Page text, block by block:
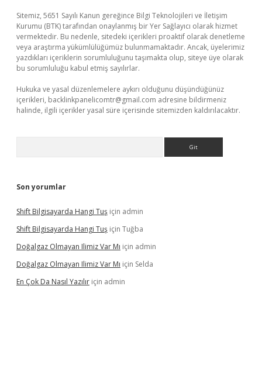
Sitemiz, 5651 Sayılı Kanun gereğince Bilgi Teknolojileri ve İletişim
Kurumu (BTK) tarafından onaylanmış bir Yer Sağlayıcı olarak hizmet
vermektedir. Bu nedenle, sitedeki içerikleri proaktif olarak denetleme
veya araştırma yükümlülüğümüz bulunmamaktadır. Ancak, üyelerimiz
yazdıkları içeriklerin sorumluluğunu taşımakta olup, siteye üye olarak
bu sorumluluğu kabul etmiş sayılırlar.
Hukuka ve yasal düzenlemelere aykırı olduğunu düşündüğünüz
içerikleri, backlinkpanelicomtr@gmail.com adresine bildirmeniz
halinde, ilgili içerikler yasal süre içerisinde sitemizden kaldırılacaktır.
Son yorumlar
Shift Bilgisayarda Hangi Tuş için admin
Shift Bilgisayarda Hangi Tuş için Tuğba
Doğalgaz Olmayan Ilimiz Var Mı için admin
Doğalgaz Olmayan Ilimiz Var Mı için Selda
En Çok Da Nasıl Yazılır için admin